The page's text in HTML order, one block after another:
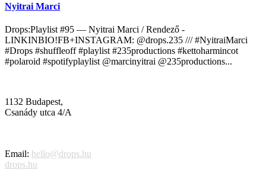
Nyitrai Marci
Drops:Playlist #95 — Nyitrai Marci / Rendező -
LINKINBIO!FB+INSTAGRAM: @drops.235 /// #NyitraiMarci
#Drops #shuffleoff #playlist #235productions #kettoharmincot
#polaroid #spotifyplaylist @marcinyitrai @235productions...
1132 Budapest,
Csanády utca 4/A
Email: hello@drops.hu
drops.hu